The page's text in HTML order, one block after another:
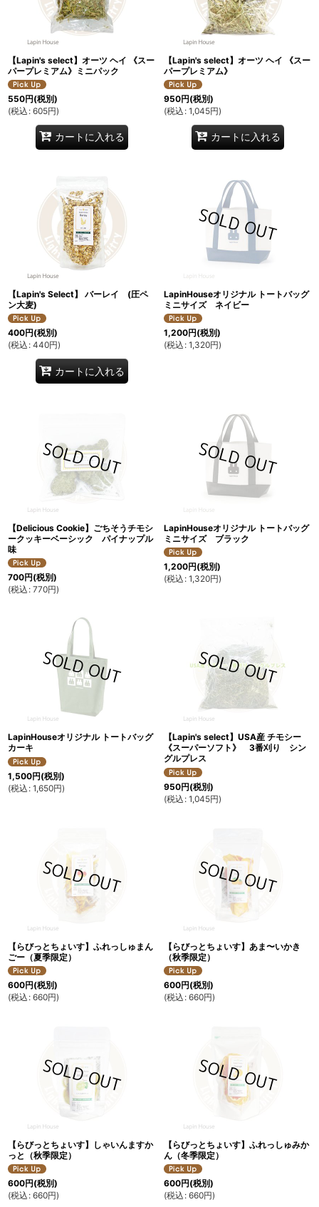
【Lapin's select】オーツ ヘイ 《スー
パープレミアム》ミニパック
550円(税別)
(税込 : 605円)
カートに入れる
【Lapin's select】オーツ ヘイ 《スー
パープレミアム》
950円(税別)
(税込 : 1,045円)
カートに入れる
【Lapin's Select】 バーレイ (圧ペ
ン大麦)
400円(税別)
(税込 : 440円)
カートに入れる
LapinHouseオリジナル トートバッグ
ミニサイズ ネイビー
1,200円(税別)
(税込 : 1,320円)
【Delicious Cookie】ごちそうチモシ
ークッキーベーシック パイナップル
味
700円(税別)
(税込 : 770円)
LapinHouseオリジナル トートバッグ
ミニサイズ ブラック
1,200円(税別)
(税込 : 1,320円)
LapinHouseオリジナル トートバッグ
カーキ
1,500円(税別)
(税込 : 1,650円)
【Lapin's select】USA産 チモシー
《スーパーソフト》 3番刈り シン
グルプレス
950円(税別)
(税込 : 1,045円)
【らびっとちょいす】ふれっしゅまん
ごー（夏季限定）
600円(税別)
(税込 : 660円)
【らびっとちょいす】あま〜いかき
（秋季限定）
600円(税別)
(税込 : 660円)
【らびっとちょいす】しゃいんますか
っと（秋季限定）
600円(税別)
(税込 : 660円)
【らびっとちょいす】ふれっしゅみか
ん（冬季限定）
600円(税別)
(税込 : 660円)